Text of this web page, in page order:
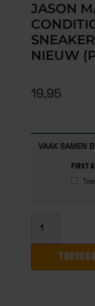
JASON
NIEUW
19,95
VAAK SAMEN
FIRST